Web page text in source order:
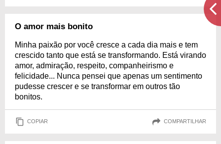
O amor mais bonito
Minha paixão por você cresce a cada dia mais e tem
crescido tanto que está se transformando. Está virando
amor, admiração, respeito, companheirismo e
felicidade... Nunca pensei que apenas um sentimento
pudesse crescer e se transformar em outros tão
bonitos.
COPIAR COMPARTILHAR